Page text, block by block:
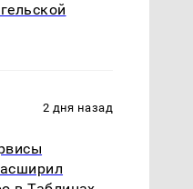
2 дня назад